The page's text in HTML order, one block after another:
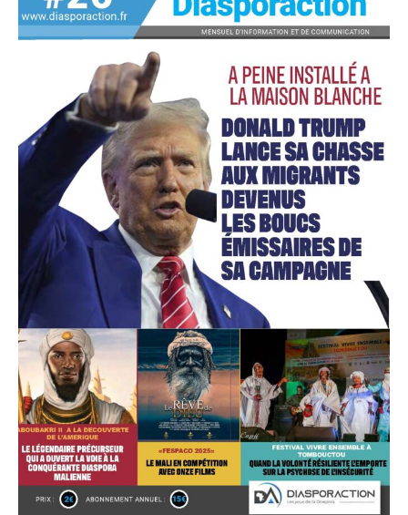
Plans d'abonnement
Accès gratuit
Gratuit /accès limité
Quelques articles
Annonces
Tous les articles
Le magazine
CHOISIR LE FORFAIT